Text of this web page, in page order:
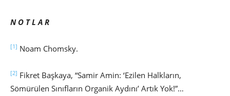
N O T L A R
[1] Noam Chomsky.
[2] Fikret Başkaya, “Samir Amin: ‘Ezilen Halkların,
Sömürülen Sınıfların Organik Aydını’ Artık Yok!”…